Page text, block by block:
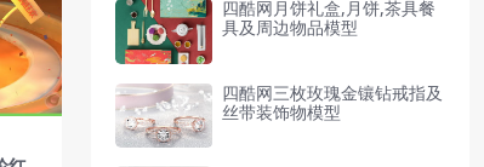
四酷网月饼礼盒,月饼,茶具餐
具及周边物品模型
四酷网三枚玫瑰金镶钻戒指及
丝带装饰物模型